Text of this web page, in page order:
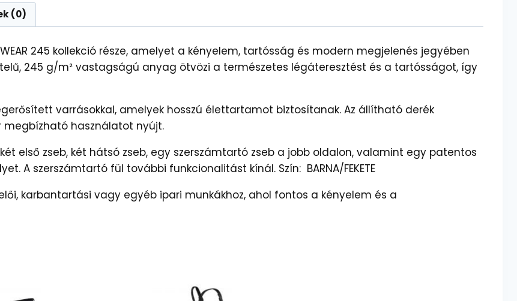
(0)
245 kollekció része, amelyet a kényelem, tartósság és modern megjelenés jegyében
245 g/m² vastagságú anyag ötvözi a természetes légáteresztést és a tartósságot, így
varrásokkal, amelyek hosszú élettartamot biztosítanak. Az állítható derék
megbízható használatot nyújt.
első zseb, két hátsó zseb, egy szerszámtartó zseb a jobb oldalon, valamint egy patentos
A szerszámtartó fül további funkcionalitást kínál. Szín: BARNA/FEKETE
karbantartási vagy egyéb ipari munkákhoz, ahol fontos a kényelem és a